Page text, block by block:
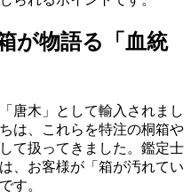
が物語る「血統
唐木」として輸入されまし
は、これらを特注の桐箱や
て扱ってきました。鑑定士
、お客様が「箱が汚れてい
す。